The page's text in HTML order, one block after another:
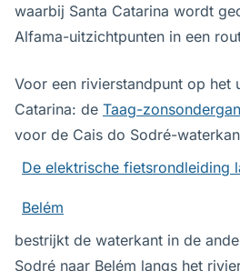
waarbij Santa Catarina wordt
Alfama-uitzichtpunten in een
Voor een rivierstandpunt op het
Catarina: de Taag-
voor de Cais do Sodré-
De elektrische fietsrondleiding
Belém
bestrijkt de waterkant in de
Sodré naar Belém langs het